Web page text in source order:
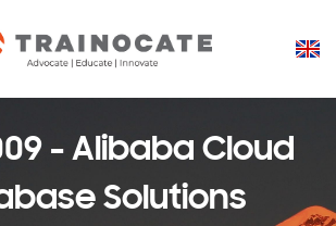
- Alibaba Cloud
Solutions